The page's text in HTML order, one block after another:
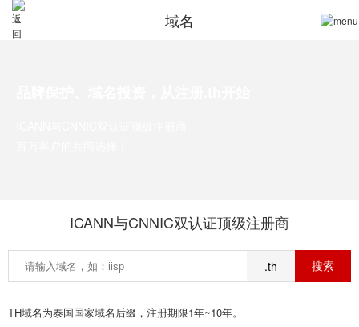
域名
ICANN与CNNIC双认证顶级注册商
.th
TH域名为泰国国家域名后缀，注册期限1年~10年。